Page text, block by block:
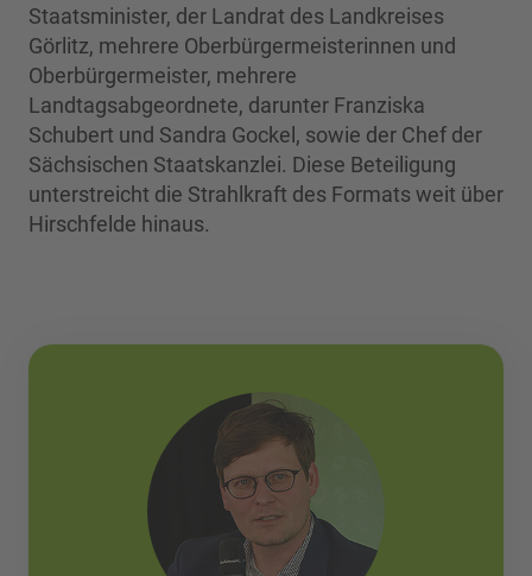
Staatsminister, der Landrat des Landkreises
Görlitz, mehrere Oberbürgermeisterinnen und
Oberbürgermeister, mehrere
Landtagsabgeordnete, darunter Franziska
Schubert und Sandra Gockel, sowie der Chef der
Sächsischen Staatskanzlei. Diese Beteiligung
unterstreicht die Strahlkraft des Formats weit über
Hirschfelde hinaus.